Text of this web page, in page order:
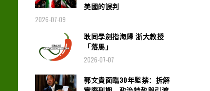
美國的誤判
2026-07-09
耿同學劍指海歸 浙大教授
「落馬」
2026-07-07
郭文貴面臨30年監禁：拆解